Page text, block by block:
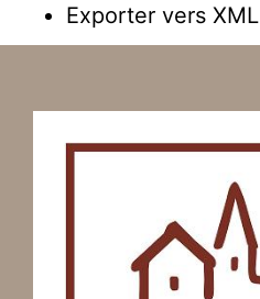
Exporter vers XML